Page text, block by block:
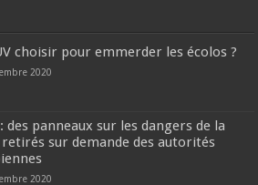
choisir pour emmerder les écolos ?
2020
des panneaux sur les dangers de la
sur demande des autorités
2020